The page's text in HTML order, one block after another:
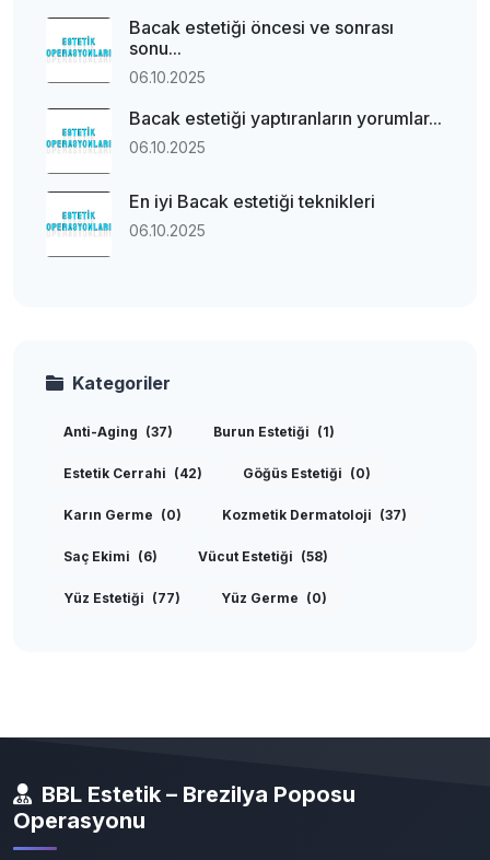
Bacak estetiği öncesi ve sonrası
sonu...
06.10.2025
Bacak estetiği yaptıranların yorumlar...
06.10.2025
En iyi Bacak estetiği teknikleri
06.10.2025
Kategoriler
Anti-Aging (37) Burun Estetiği (1)
Estetik Cerrahi (42) Göğüs Estetiği (0)
Karın Germe (0) Kozmetik Dermatoloji (37)
Saç Ekimi (6) Vücut Estetiği (58)
Yüz Estetiği (77) Yüz Germe (0)
BBL Estetik – Brezilya Poposu
Operasyonu